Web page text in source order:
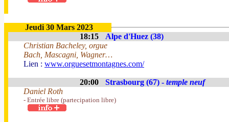
Jeudi 30 Mars 2023
18:15
Alpe d'Huez (38)
Christian Bacheley, orgue
Bach, Mascagni, Wagner…
Lien : www.orguesetmontagnes.com/
20:00 Strasbourg (67) - temple neuf
Daniel Roth
- Entrée libre (partecipation libre)